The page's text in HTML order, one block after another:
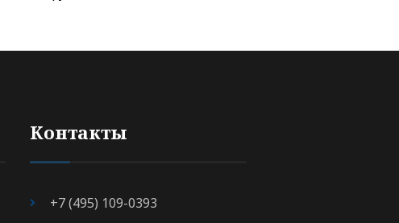
Контакты
+7 (495) 109-0393